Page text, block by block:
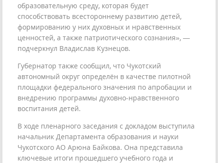
образовательную среду, которая будет
способствовать всестороннему развитию детей,
формированию у них духовных и нравственных
ценностей, а также патриотического сознания», —
подчеркнул Владислав Кузнецов.
Губернатор также сообщил, что Чукотский
автономный округ определён в качестве пилотной
площадки федерального значения по апробации и
внедрению программы духовно-нравственного
воспитания детей.
В ходе пленарного заседания с докладом выступила
начальник Департамента образования и науки
Чукотского АО Арюна Байкова. Она представила
ключевые итоги прошедшего учебного года и